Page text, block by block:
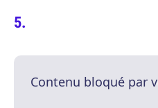
Contenu bloqué par